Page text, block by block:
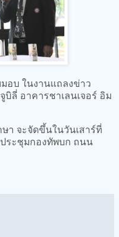
อบ ในงานแถลงข่าว
บิลี่ อาคารชาเลนเจอร์ อิม
า จะจัดขึ้นในวันเสาร์ที่
ประชุมกองทัพบก ถนน